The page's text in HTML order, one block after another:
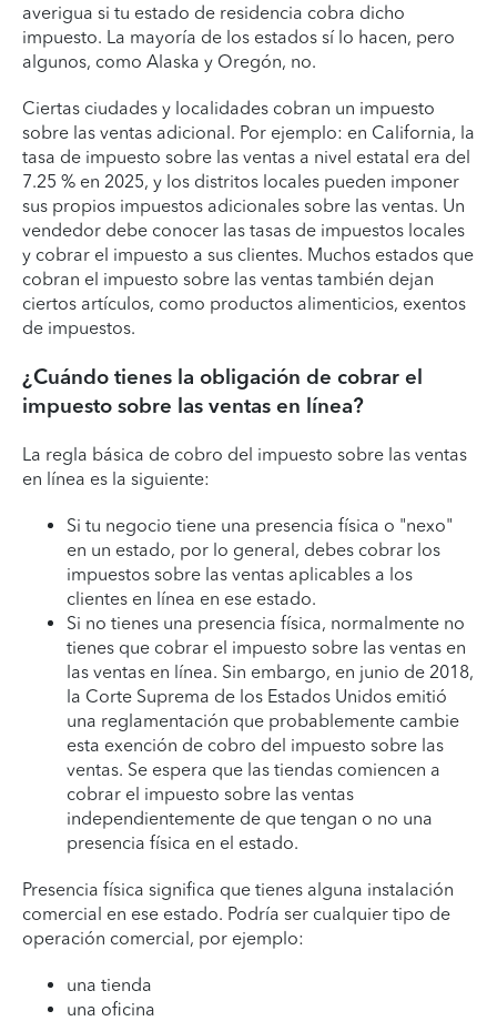
averigua si tu estado de residencia cobra dicho
impuesto. La mayoría de los estados sí lo hacen, pero
algunos, como Alaska y Oregón, no.
Ciertas ciudades y localidades cobran un impuesto
sobre las ventas adicional. Por ejemplo: en California, la
tasa de impuesto sobre las ventas a nivel estatal era del
7.25 % en 2025, y los distritos locales pueden imponer
sus propios impuestos adicionales sobre las ventas. Un
vendedor debe conocer las tasas de impuestos locales
y cobrar el impuesto a sus clientes. Muchos estados que
cobran el impuesto sobre las ventas también dejan
ciertos artículos, como productos alimenticios, exentos
de impuestos.
¿Cuándo tienes la obligación de cobrar el
impuesto sobre las ventas en línea?
La regla básica de cobro del impuesto sobre las ventas
en línea es la siguiente:
Si tu negocio tiene una presencia física o "nexo"
en un estado, por lo general, debes cobrar los
impuestos sobre las ventas aplicables a los
clientes en línea en ese estado.
Si no tienes una presencia física, normalmente no
tienes que cobrar el impuesto sobre las ventas en
las ventas en línea. Sin embargo, en junio de 2018,
la Corte Suprema de los Estados Unidos emitió
una reglamentación que probablemente cambie
esta exención de cobro del impuesto sobre las
ventas. Se espera que las tiendas comiencen a
cobrar el impuesto sobre las ventas
independientemente de que tengan o no una
presencia física en el estado.
Presencia física significa que tienes alguna instalación
comercial en ese estado. Podría ser cualquier tipo de
operación comercial, por ejemplo:
una tienda
una oficina